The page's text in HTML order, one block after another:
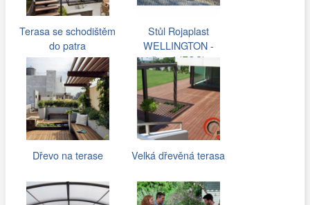
Terasa se schodištěm
do patra
Stůl Rojaplast
WELLINGTON -
černý (FSC)
Dřevo na terase Velká dřevěná terasa